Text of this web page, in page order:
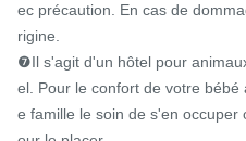
ec précaution. En cas de
rigine.
❼Il s'agit d'un hôtel pour
el. Pour le confort de votre
e famille le soin de s'en